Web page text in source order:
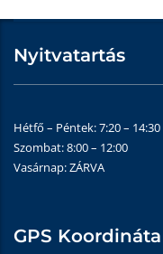
Nyitvatartás
Hétfő – Péntek: 7:20 – 14:30
Szombat: 8:00 – 12:00
Vasárnap: ZÁRVA
GPS Koordináta